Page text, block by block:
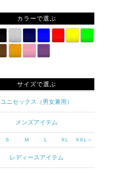
カラーで選ぶ
サイズで選ぶ
ユニセックス（男女兼用）
メンズアイテム
S M L XL XXL～
レディースアイテム